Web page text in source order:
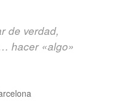
de verdad,
hacer «algo»